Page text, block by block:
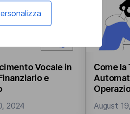
Vocale in
e
2024
Come la
August